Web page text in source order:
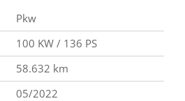
Pkw
100 KW / 136 PS
58.632 km
05/2022